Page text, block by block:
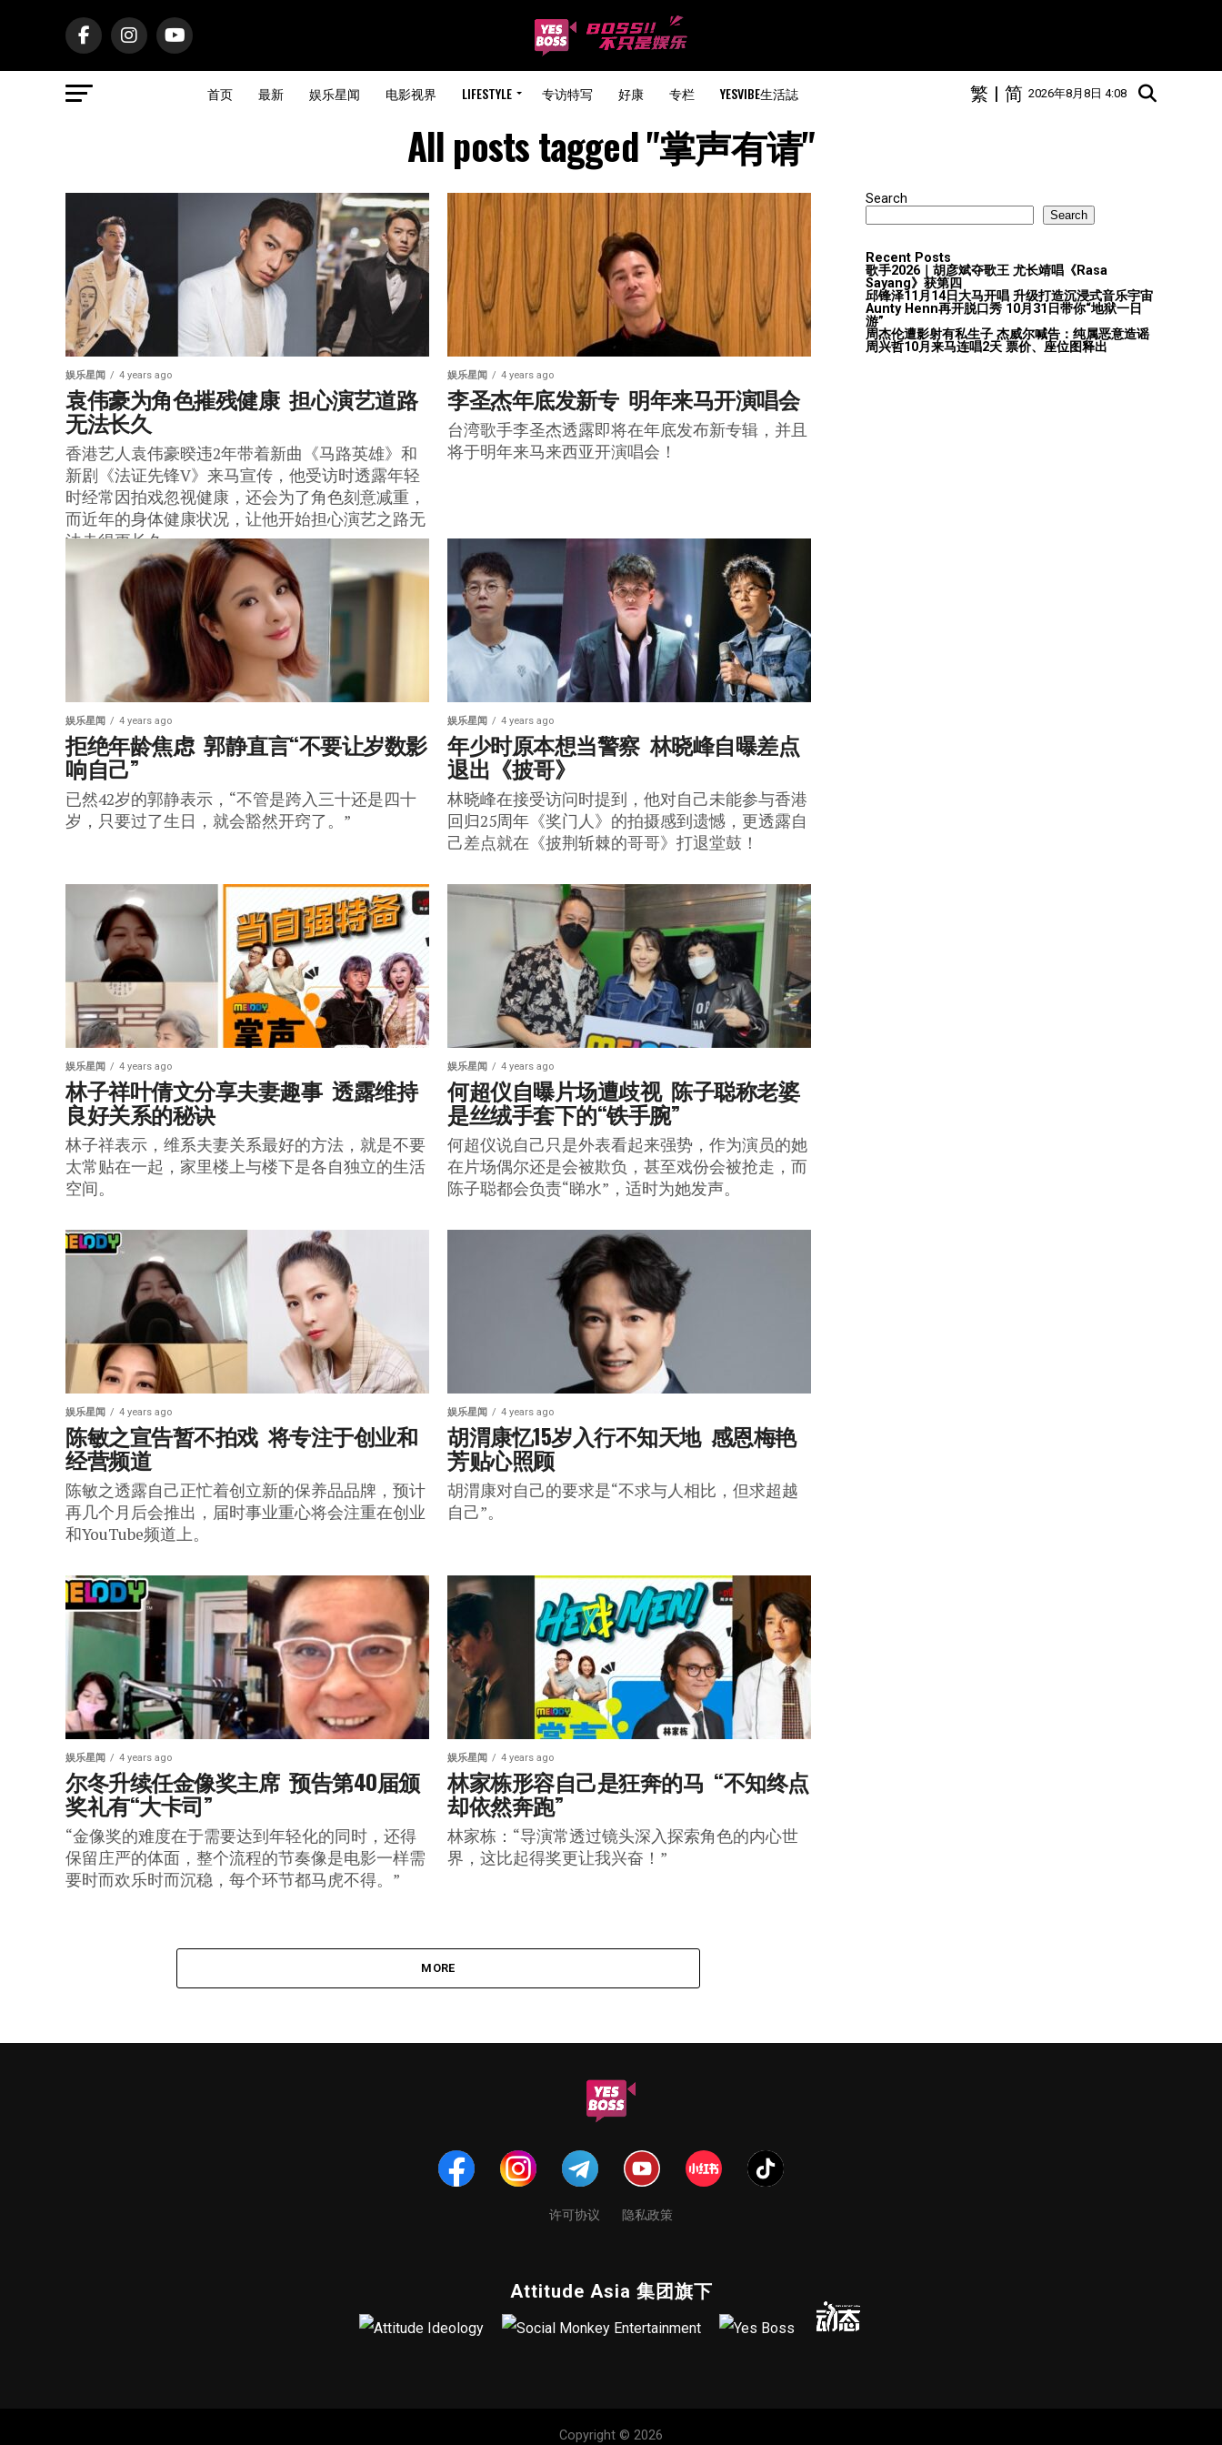
首页 最新 娱乐星闻 电影视界 LIFESTYLE 专访特写 好康 专栏 YESVIBE生活誌 2026年8月8日 4:08
简
|
繁
All posts tagged "掌声有请"
娱乐星闻 4 years ago
袁伟豪为角色摧残健康  担心演艺道路
无法长久
香港艺人袁伟豪暌违2年带着新曲《马路英雄》和
新剧《法证先锋V》来马宣传，他受访时透露年轻
时经常因拍戏忽视健康，还会为了角色刻意减重，
而近年的身体健康状况，让他开始担心演艺之路无
法走得更长久。
娱乐星闻 4 years ago
李圣杰年底发新专  明年来马开演唱会
台湾歌手李圣杰透露即将在年底发布新专辑，并且
将于明年来马来西亚开演唱会！
娱乐星闻 4 years ago
拒绝年龄焦虑  郭静直言“不要让岁数影
响自己”
已然42岁的郭静表示，“不管是跨入三十还是四十
岁，只要过了生日，就会豁然开窍了。”
娱乐星闻 4 years ago
年少时原本想当警察  林晓峰自曝差点
退出《披哥》
林晓峰在接受访问时提到，他对自己未能参与香港
回归25周年《奖门人》的拍摄感到遗憾，更透露自
己差点就在《披荆斩棘的哥哥》打退堂鼓！
娱乐星闻 4 years ago
林子祥叶倩文分享夫妻趣事  透露维持
良好关系的秘诀
林子祥表示，维系夫妻关系最好的方法，就是不要
太常贴在一起，家里楼上与楼下是各自独立的生活
空间。
娱乐星闻 4 years ago
何超仪自曝片场遭歧视  陈子聪称老婆
是丝绒手套下的“铁手腕”
何超仪说自己只是外表看起来强势，作为演员的她
在片场偶尔还是会被欺负，甚至戏份会被抢走，而
陈子聪都会负责“睇水”，适时为她发声。
娱乐星闻 4 years ago
陈敏之宣告暂不拍戏  将专注于创业和
经营频道
陈敏之透露自己正忙着创立新的保养品品牌，预计
再几个月后会推出，届时事业重心将会注重在创业
和YouTube频道上。
娱乐星闻 4 years ago
胡渭康忆15岁入行不知天地  感恩梅艳
芳贴心照顾
胡渭康对自己的要求是“不求与人相比，但求超越
自己”。
娱乐星闻 4 years ago
尔冬升续任金像奖主席  预告第40届颁
奖礼有“大卡司”
“金像奖的难度在于需要达到年轻化的同时，还得
保留庄严的体面，整个流程的节奏像是电影一样需
要时而欢乐时而沉稳，每个环节都马虎不得。”
娱乐星闻 4 years ago
林家栋形容自己是狂奔的马  “不知终点
却依然奔跑”
林家栋：“导演常透过镜头深入探索角色的内心世
界，这比起得奖更让我兴奋！”
MORE
Search
Search
Recent Posts
歌手2026｜胡彦斌夺歌王 尤长靖唱《Rasa
Sayang》获第四
邱锋泽11月14日大马开唱 升级打造沉浸式音乐宇宙
Aunty Henn再开脱口秀 10月31日带你“地狱一日
游”
周杰伦遭影射有私生子 杰威尔喊告：纯属恶意造谣
周兴哲10月来马连唱2天 票价、座位图释出
许可协议 隐私政策
Attitude Asia 集团旗下
Copyright © 2026